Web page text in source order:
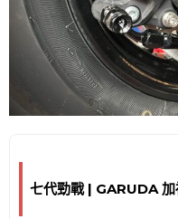
七代勁戰 | GARUDA